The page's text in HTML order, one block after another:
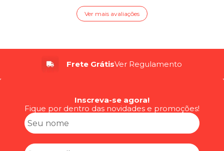
Ver mais avaliações
Até 6xSem Juros
Inscreva-se agora!
Fique por dentro das novidades e promoções!